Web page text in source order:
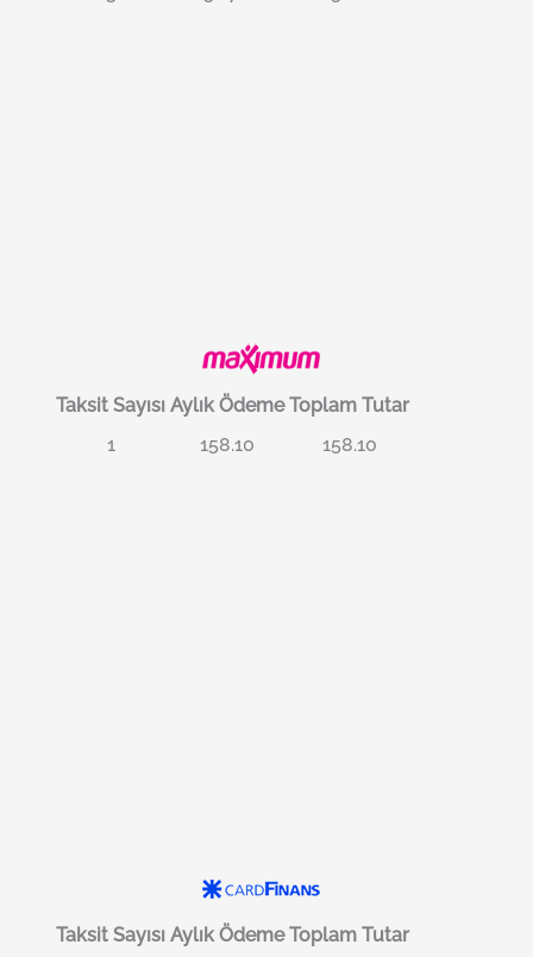
Taksit Sayısı Aylık Ödeme Toplam Tutar
1
158.10 158.10
Taksit Sayısı Aylık Ödeme Toplam Tutar